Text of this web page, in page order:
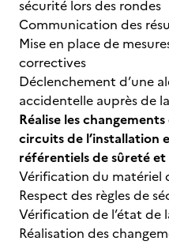
sécurité lors des rondes
Communication des
Mise en place de
correctives
Déclenchement d’une
accidentelle auprès de
Réalise les
circuits de l’installation
référentiels de sûreté
Vérification du matériel
Respect des règles de
Vérification de l’état de
Réalisation des